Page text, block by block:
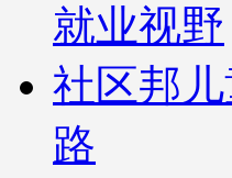
就业视野
社区邦
路